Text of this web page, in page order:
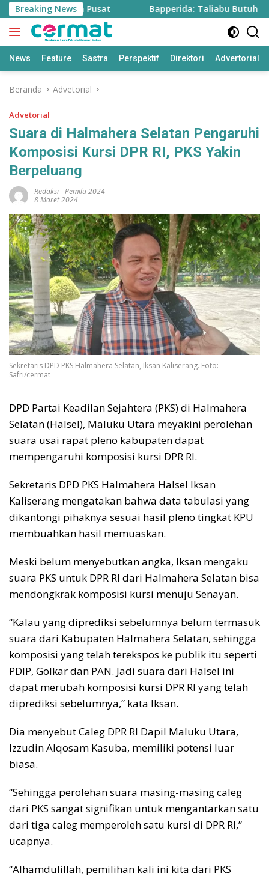
Langsung
ke
konten
Breaking News
dari Program Pusat Bapperida: Taliabu Butuh
News Feature Sastra Perspektif Direktori Advertorial
Beranda Advetorial
Advetorial
Suara di Halmahera Selatan Pengaruhi
Komposisi Kursi DPR RI, PKS Yakin
Berpeluang
Redaksi-Pemilu 2024
8 Maret 2024
Sekretaris DPD PKS Halmahera Selatan, Iksan Kaliserang. Foto:
Safri/cermat
DPD Partai Keadilan Sejahtera (PKS) di Halmahera
Selatan (Halsel), Maluku Utara meyakini perolehan
suara usai rapat pleno kabupaten dapat
mempengaruhi komposisi kursi DPR RI.
Sekretaris DPD PKS Halmahera Halsel Iksan
Kaliserang mengatakan bahwa data tabulasi yang
dikantongi pihaknya sesuai hasil pleno tingkat KPU
membuahkan hasil memuaskan.
Meski belum menyebutkan angka, Iksan mengaku
suara PKS untuk DPR RI dari Halmahera Selatan bisa
mendongkrak komposisi kursi menuju Senayan.
“Kalau yang diprediksi sebelumnya belum termasuk
suara dari Kabupaten Halmahera Selatan, sehingga
komposisi yang telah terekspos ke publik itu seperti
PDIP, Golkar dan PAN. Jadi suara dari Halsel ini
dapat merubah komposisi kursi DPR RI yang telah
diprediksi sebelumnya,” kata Iksan.
Dia menyebut Caleg DPR RI Dapil Maluku Utara,
Izzudin Alqosam Kasuba, memiliki potensi luar
biasa.
“Sehingga perolehan suara masing-masing caleg
dari PKS sangat signifikan untuk mengantarkan satu
dari tiga caleg memperoleh satu kursi di DPR RI,”
ucapnya.
“Alhamdulillah, pemilihan kali ini kita dari PKS